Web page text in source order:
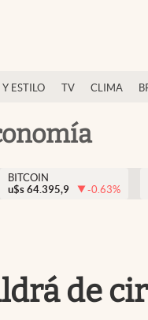
ESTILO TV CLIMA
BITCOIN
u$s 64.395,9 -0.63%
de